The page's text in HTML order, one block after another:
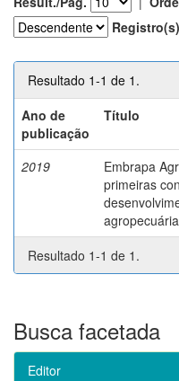
Registro(s)
Resultado 1-1 de 1.
Ano de
publicação
Título
2019
Embrapa
primeiras
Resultado 1-1 de 1.
Busca facetada
Editor